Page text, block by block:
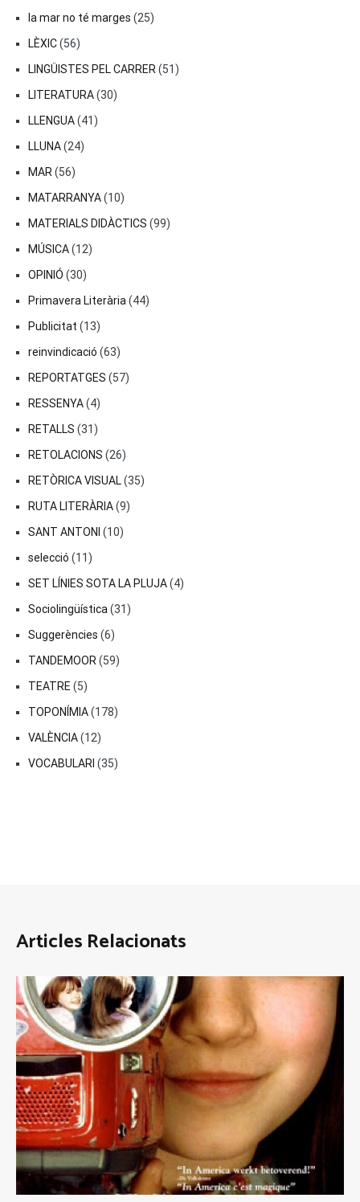
la mar no té marges (25)
LÈXIC(56)
LINGÜISTES PEL CARRER (51)
LITERATURA(30)
LLENGUA(41)
LLUNA(24)
MAR (56)
MATARRANYA(10)
MATERIALS DIDÀCTICS (99)
MÚSICA(12)
OPINIÓ (30)
Primavera Literària (44)
Publicitat (13)
reinvindicació (63)
REPORTATGES (57)
RESSENYA(4)
RETALLS (31)
RETOLACIONS (26)
RETÒRICA VISUAL(35)
RUTA LITERÀRIA(9)
SANT ANTONI (10)
selecció (11)
SET LÍNIES SOTA LA PLUJA(4)
Sociolingüística (31)
Suggerències (6)
TANDEMOOR (59)
TEATRE (5)
TOPONÍMIA(178)
VALÈNCIA(12)
VOCABULARI (35)
Articles Relacionats